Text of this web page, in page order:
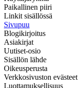
Paikallinen piiri
Linkit sisällössä
Sivupuu
Blogikirjoitus
Asiakirjat
Uutiset-osio
Sisällön lähde
Oikeusperusta
Verkkosivuston evästeet
Luottamuksellisuus